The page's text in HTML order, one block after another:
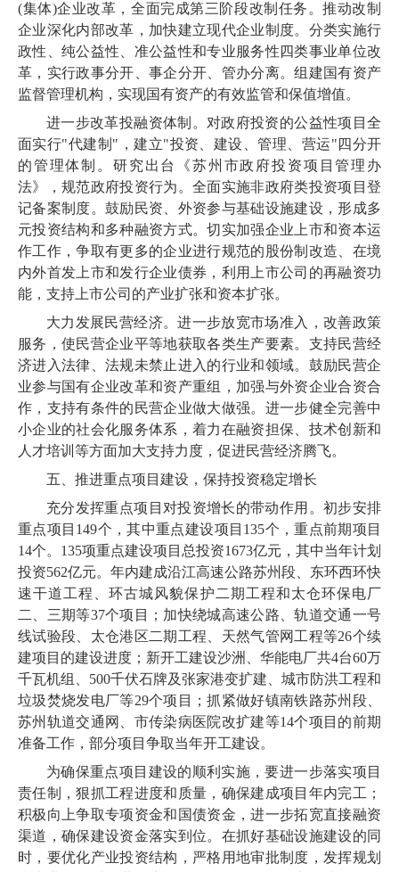
(集体)企业改革，全面完成第三阶段改制任务。推动改制
企业深化内部改革，加快建立现代企业制度。分类实施行
政性、纯公益性、准公益性和专业服务性四类事业单位改
革，实行政事分开、事企分开、管办分离。组建国有资产
监督管理机构，实现国有资产的有效监管和保值增值。
进一步改革投融资体制。对政府投资的公益性项目全
面实行"代建制"，建立"投资、建设、管理、营运"四分开
的管理体制。研究出台《苏州市政府投资项目管理办
法》，规范政府投资行为。全面实施非政府类投资项目登
记备案制度。鼓励民资、外资参与基础设施建设，形成多
元投资结构和多种融资方式。切实加强企业上市和资本运
作工作，争取有更多的企业进行规范的股份制改造、在境
内外首发上市和发行企业债券，利用上市公司的再融资功
能，支持上市公司的产业扩张和资本扩张。
大力发展民营经济。进一步放宽市场准入，改善政策
服务，使民营企业平等地获取各类生产要素。支持民营经
济进入法律、法规未禁止进入的行业和领域。鼓励民营企
业参与国有企业改革和资产重组，加强与外资企业合资合
作，支持有条件的民营企业做大做强。进一步健全完善中
小企业的社会化服务体系，着力在融资担保、技术创新和
人才培训等方面加大支持力度，促进民营经济腾飞。
五、推进重点项目建设，保持投资稳定增长
充分发挥重点项目对投资增长的带动作用。初步安排
重点项目149个，其中重点建设项目135个，重点前期项目
14个。135项重点建设项目总投资1673亿元，其中当年计划
投资562亿元。年内建成沿江高速公路苏州段、东环西环快
速干道工程、环古城风貌保护二期工程和太仓环保电厂
二、三期等37个项目；加快绕城高速公路、轨道交通一号
线试验段、太仓港区二期工程、天然气管网工程等26个续
建项目的建设进度；新开工建设沙洲、华能电厂共4台60万
千瓦机组、500千伏石牌及张家港变扩建、城市防洪工程和
垃圾焚烧发电厂等29个项目；抓紧做好镇南铁路苏州段、
苏州轨道交通网、市传染病医院改扩建等14个项目的前期
准备工作，部分项目争取当年开工建设。
为确保重点项目建设的顺利实施，要进一步落实项目
责任制，狠抓工程进度和质量，确保建成项目年内完工；
积极向上争取专项资金和国债资金，进一步拓宽直接融资
渠道，确保建设资金落实到位。在抓好基础设施建设的同
时，要优化产业投资结构，严格用地审批制度，发挥规划